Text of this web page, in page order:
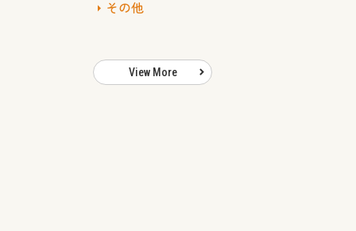
その他
View More